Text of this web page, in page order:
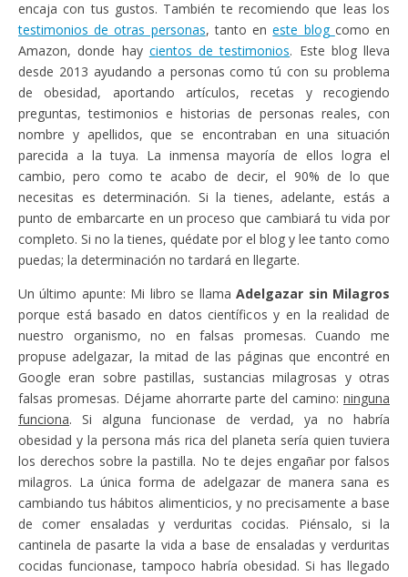
encaja con tus gustos. También te recomiendo que leas los
testimonios de otras personas, tanto eneste blog como en
Amazon, donde hay cientos de testimonios. Este blog lleva
desde 2013 ayudando a personas como tú con su problema
de obesidad, aportando artículos, recetas y recogiendo
preguntas, testimonios e historias de personas reales, con
nombre y apellidos, que se encontraban en una situación
parecida a la tuya. La inmensa mayoría de ellos logra el
cambio, pero como te acabo de decir, el 90% de lo que
necesitas es determinación. Si la tienes, adelante, estás a
punto de embarcarte en un proceso que cambiará tu vida por
completo. Si no la tienes, quédate por el blog y lee tanto como
puedas; la determinación no tardará en llegarte.
Un último apunte: Mi libro se llamaAdelgazar sin Milagros
porque está basado en datos científicos y en la realidad de
nuestro organismo, no en falsas promesas. Cuando me
propuse adelgazar, la mitad de las páginas que encontré en
Google eran sobre pastillas, sustancias milagrosas y otras
falsas promesas. Déjame ahorrarte parte del camino: ninguna
funciona. Si alguna funcionase de verdad, ya no habría
obesidad y la persona más rica del planeta sería quien tuviera
los derechos sobre la pastilla. No te dejes engañar por falsos
milagros. La única forma de adelgazar de manera sana es
cambiando tus hábitos alimenticios, y no precisamente a base
de comer ensaladas y verduritas cocidas. Piénsalo, si la
cantinela de pasarte la vida a base de ensaladas y verduritas
cocidas funcionase, tampoco habría obesidad. Si has llegado